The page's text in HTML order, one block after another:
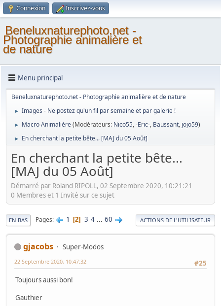
Connexion Inscrivez-vous
Beneluxnaturephoto.net -
Photographie animalière et
de nature
Menu principal
Beneluxnaturephoto.net - Photographie animalière et de nature
► Images - Ne postez qu'un fil par semaine et par galerie !
► Macro Animalière(Modérateurs: Nico55,-Eric-, Baussant, jojo59)
► En cherchant la petite bête... [MAJ du 05 Août]
En cherchant la petite bête...
[MAJ du 05 Août]
Démarré par Roland RIPOLL, 02 Septembre 2020, 10:21:21
0 Membres et 1 Invité sur ce sujet
EN BAS Pages 1 2 3 4 ... 60 ACTIONS DE L'UTILISATEUR
gjacobs
Super-Modos
#25
22 Septembre 2020, 10:47:32
Toujours aussi bon!
Gauthier